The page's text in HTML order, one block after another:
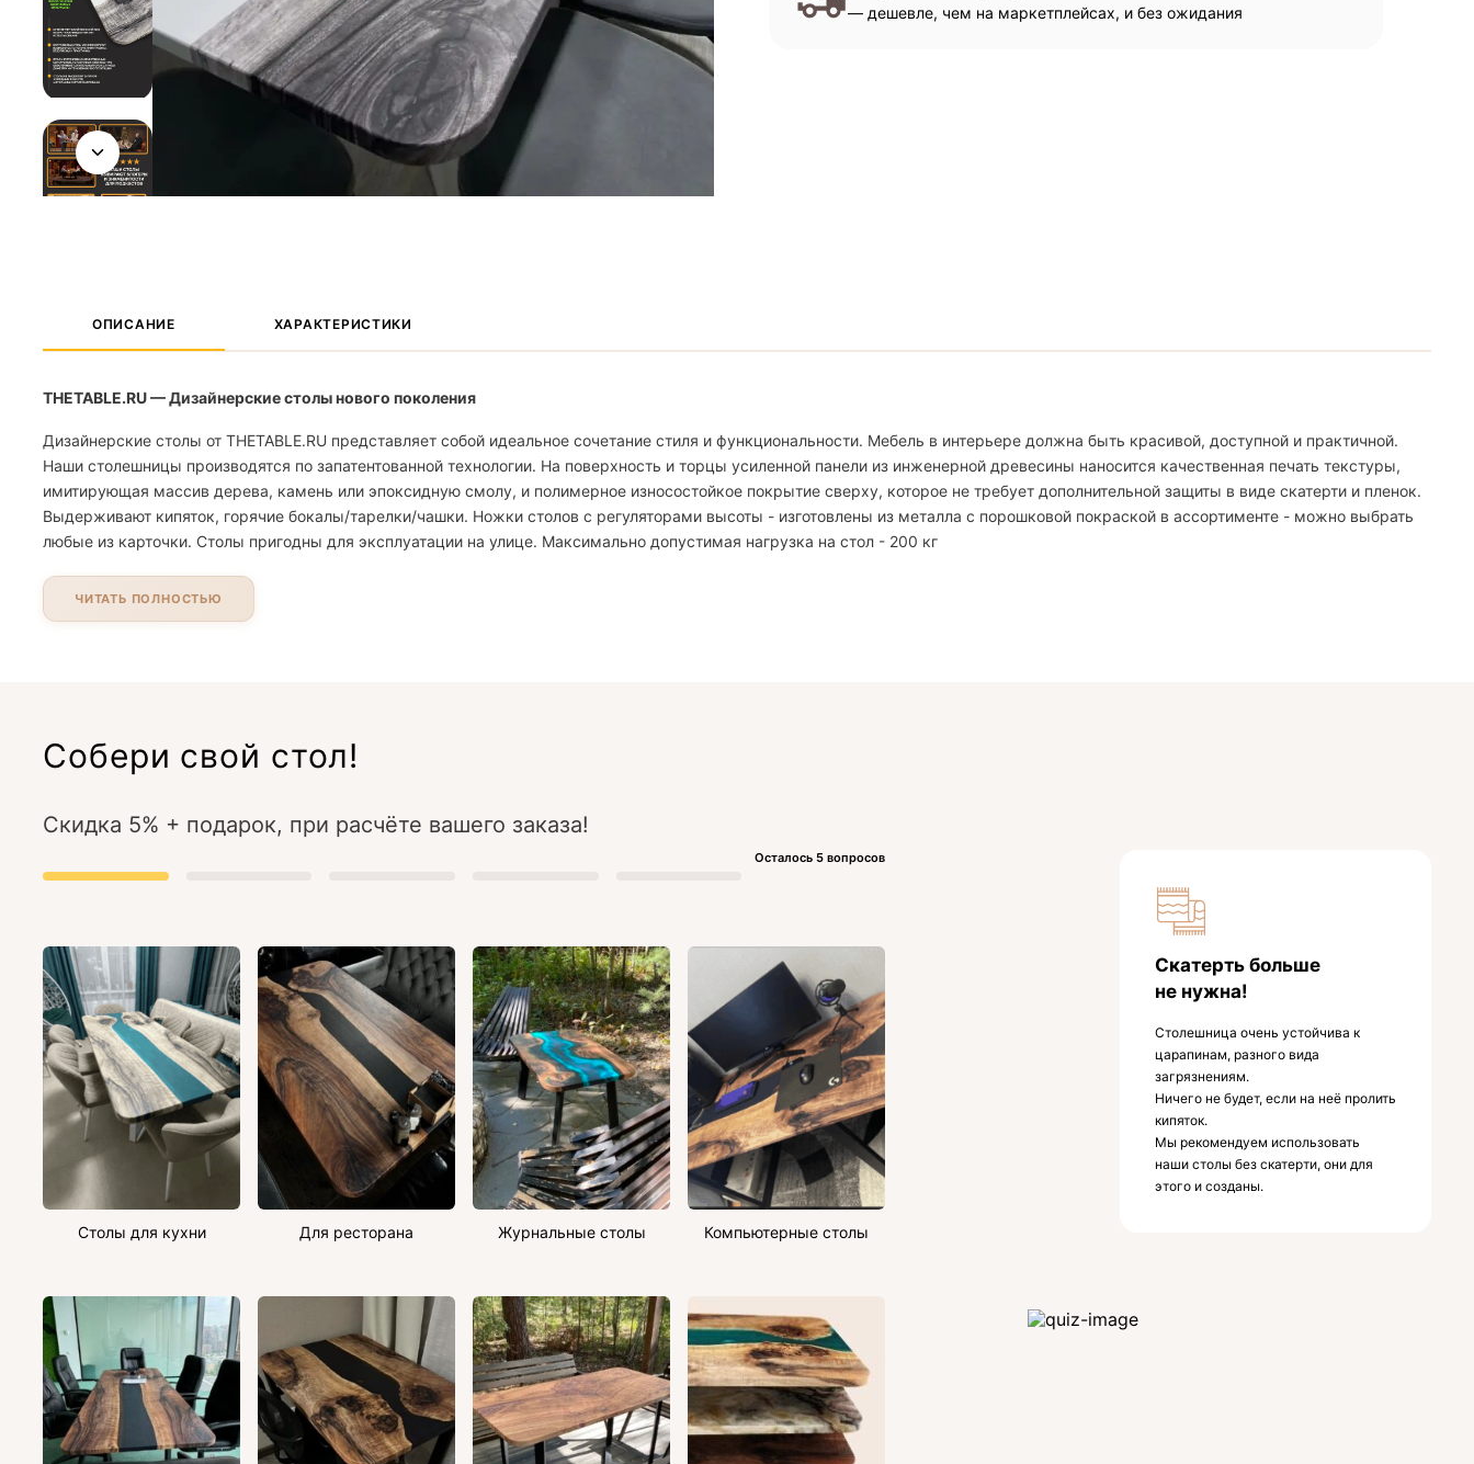
— дешевле, чем на маркетплейсах, и без ожидания
ОПИСАНИЕ ХАРАКТЕРИСТИКИ
THETABLE.RU — Дизайнерские столы нового поколения
Дизайнерские столы от THETABLE.RU представляет собой идеальное сочетание стиля и функциональности. Мебель в интерьере должна быть красивой, доступной и практичной.
Наши столешницы производятся по запатентованной технологии. На поверхность и торцы усиленной панели из инженерной древесины наносится качественная печать текстуры,
имитирующая массив дерева, камень или эпоксидную смолу, и полимерное износостойкое покрытие сверху, которое не требует дополнительной защиты в виде скатерти и пленок.
Выдерживают кипяток, горячие бокалы/тарелки/чашки. Ножки столов с регуляторами высоты - изготовлены из металла с порошковой покраской в ассортименте - можно выбрать
любые из карточки. Столы пригодны для эксплуатации на улице. Максимально допустимая нагрузка на стол - 200 кг
ЧИТАТЬ ПОЛНОСТЬЮ
Собери свой стол!
Скидка 5% + подарок, при расчёте вашего заказа!
Осталось 5 вопросов
Столы для кухни Для ресторана Журнальные столы Компьютерные столы
Скатерть больше
не нужна!
Столешница очень устойчива к
царапинам, разного вида
загрязнениям.
Ничего не будет, если на неё пролить
кипяток.
Мы рекомендуем использовать
наши столы без скатерти, они для
этого и созданы.